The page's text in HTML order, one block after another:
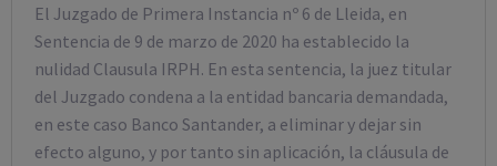
El Juzgado de Primera Instancia nº 6 de Lleida, en
Sentencia de 9 de marzo de 2020 ha establecido la
nulidad Clausula IRPH. En esta sentencia, la juez titular
del Juzgado condena a la entidad bancaria demandada,
en este caso Banco Santander, a eliminar y dejar sin
efecto alguno, y por tanto sin aplicación, la cláusula de